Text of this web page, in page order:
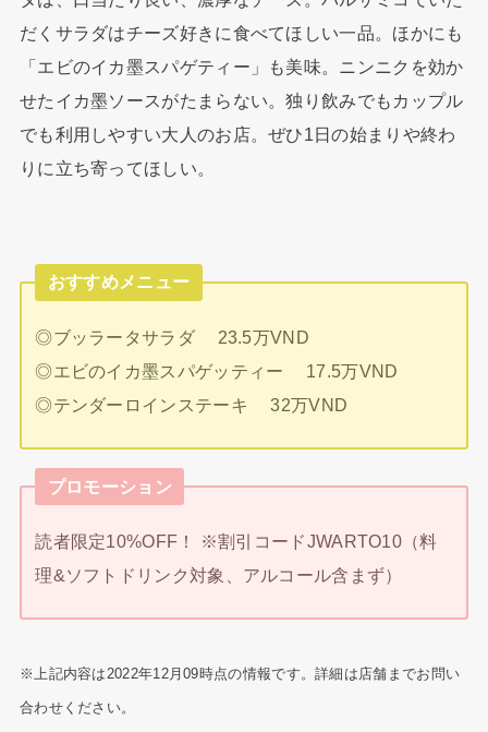
だくサラダはチーズ好きに食べてほしい一品。ほかにも
「エビのイカ墨スパゲティー」も美味。ニンニクを効か
せたイカ墨ソースがたまらない。独り飲みでもカップル
でも利用しやすい大人のお店。ぜひ1日の始まりや終わ
りに立ち寄ってほしい。
おすすめメニュー
◎ブッラータサラダ 23.5万VND
◎エビのイカ墨スパゲッティー 17.5万VND
◎テンダーロインステーキ 32万VND
プロモーション
読者限定10%OFF！ ※割引コードJWARTO10（料
理&ソフトドリンク対象、アルコール含まず）
※上記内容は2022年12月09時点の情報です。詳細は店舗までお問い
合わせください。